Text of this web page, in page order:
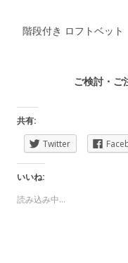
階段付き ロフトベッ
ご検討・ご
共有:
Twitter
いいね:
読み込み中...